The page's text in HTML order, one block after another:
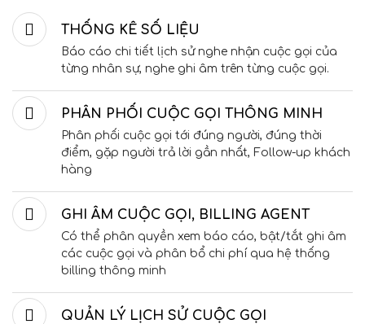
THỐNG KÊ SỐ LIỆU
Báo cáo chi tiết lịch sử nghe nhận cuộc gọi của
từng nhân sự, nghe ghi âm trên từng cuộc gọi.
PHÂN PHỐI CUỘC GỌI THÔNG MINH
Phân phối cuộc gọi tới đúng người, đúng thời
điểm, gặp người trả lời gần nhất, Follow-up khách
hàng
GHI ÂM CUỘC GỌI, BILLING AGENT
Có thể phân quyền xem báo cáo, bật/tắt ghi âm
các cuộc gọi và phân bổ chi phí qua hệ thống
billing thông minh
QUẢN LÝ LỊCH SỬ CUỘC GỌI